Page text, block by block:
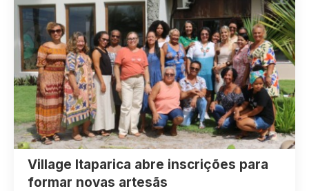
Village Itaparica abre inscrições para
formar novas artesãs